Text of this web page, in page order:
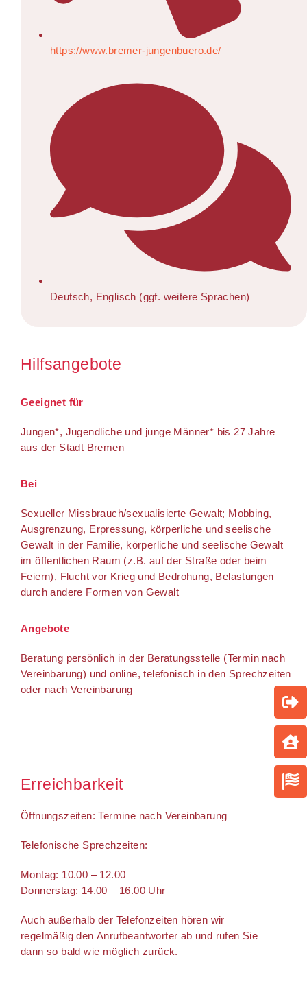
https://www.bremer-jungenbuero.de/
Deutsch, Englisch (ggf. weitere Sprachen)
Hilfsangebote
Geeignet für
Jungen*, Jugendliche und junge Männer* bis 27 Jahre
aus der Stadt Bremen
Bei
Sexueller Missbrauch/sexualisierte Gewalt; Mobbing,
Ausgrenzung, Erpressung, körperliche und seelische
Gewalt in der Familie, körperliche und seelische Gewalt
im öffentlichen Raum (z.B. auf der Straße oder beim
Feiern), Flucht vor Krieg und Bedrohung, Belastungen
durch andere Formen von Gewalt
Angebote
Beratung persönlich in der Beratungsstelle (Termin nach
Vereinbarung) und online, telefonisch in den Sprechzeiten
oder nach Vereinbarung
Erreichbarkeit
Öffnungszeiten: Termine nach Vereinbarung
Telefonische Sprechzeiten:
Montag: 10.00 – 12.00
Donnerstag: 14.00 – 16.00 Uhr
Auch außerhalb der Telefonzeiten hören wir
regelmäßig den Anrufbeantworter ab und rufen Sie
dann so bald wie möglich zurück.